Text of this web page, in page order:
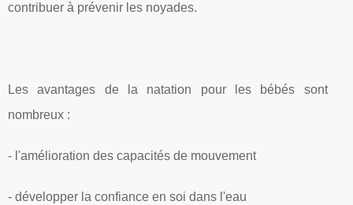
contribuer à prévenir les noyades.
Les avantages de la natation pour les bébés sont
nombreux :
- l'amélioration des capacités de mouvement
- développer la confiance en soi dans l'eau